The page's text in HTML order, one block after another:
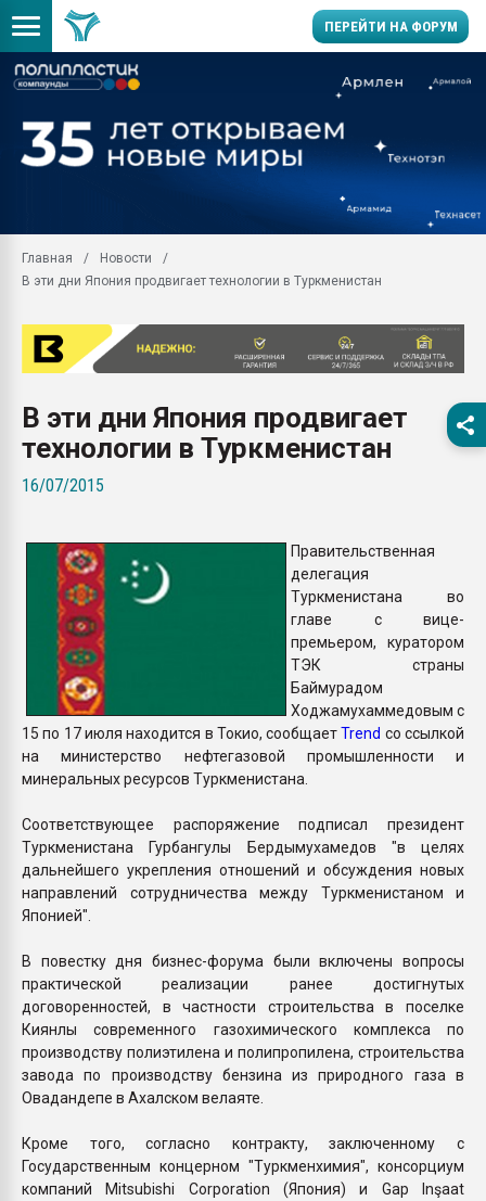
ПЕРЕЙТИ НА ФОРУМ
универсальны, что
умельцы изготовили
Продажа готового
производство SPC
29.07.2026 ФРП помог
Помощь в подборе
ближайшее
Подмосковье, Москва
ситуацией на
ПЕРЕЙТИ НА
Главная
Новости
В эти дни Япония продвигает технологии в Туркменистан
В эти дни Япония продвигает
технологии в Туркменистан
16/07/2015
Правительственная
делегация
Туркменистана во
главе с вице-
премьером, куратором
ТЭК страны
Баймурадом
Ходжамухаммедовым с
15 по 17 июля находится в Токио, сообщаетTrend со ссылкой
на министерство нефтегазовой промышленности и
минеральных ресурсов Туркменистана.
Соответствующее распоряжение подписал президент
Туркменистана Гурбангулы Бердымухамедов "в целях
дальнейшего укрепления отношений и обсуждения новых
направлений сотрудничества между Туркменистаном и
Японией".
В повестку дня бизнес-форума были включены вопросы
практической реализации ранее достигнутых
договоренностей, в частности строительства в поселке
Киянлы современного газохимического комплекса по
производству полиэтилена и полипропилена, строительства
завода по производству бензина из природного газа в
Овадандепе в Ахалском велаяте.
Кроме того, согласно контракту, заключенному с
Государственным концерном "Туркменхимия", консорциум
компаний Mitsubishi Corporation (Япония) и Gap Inşaat